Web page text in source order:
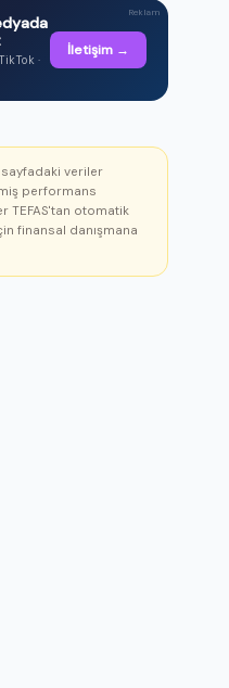
·
İletişim →
Reklam
sayfadaki veriler
performans
TEFAS'tan otomatik
finansal danışmana